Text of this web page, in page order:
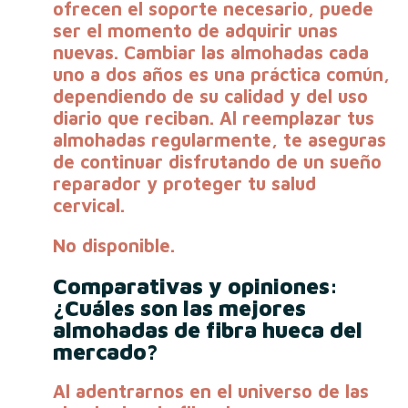
ofrecen el soporte necesario, puede
ser el momento de adquirir unas
nuevas. Cambiar las almohadas cada
uno a dos años es una práctica común,
dependiendo de su calidad y del uso
diario que reciban. Al reemplazar tus
almohadas regularmente, te aseguras
de continuar disfrutando de un sueño
reparador y proteger tu salud
cervical.
No disponible.
Comparativas y opiniones:
¿Cuáles son las mejores
almohadas de fibra hueca del
mercado?
Al adentrarnos en el universo de las